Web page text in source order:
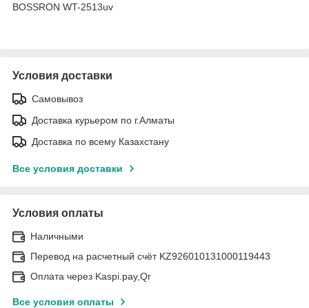
BOSSRON WT-2513uv
Условия доставки
Самовывоз
Доставка курьером по г.Алматы
Доставка по всему Казахстану
Все условия доставки
Условия оплаты
Наличными
Перевод на расчетный счёт KZ926010131000119443
Оплата через Kaspi.pay,Qr
Все условия оплаты